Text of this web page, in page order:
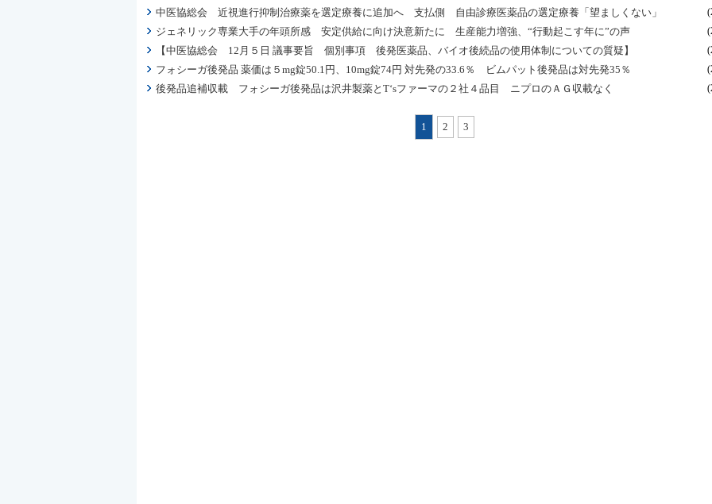
中医協総会 近視進行抑制治療薬を選定療養に追加へ 支払側 自由診療医薬品の選定療養「望ましくない」
ジェネリック専業大手の年頭所感 安定供給に向け決意新たに 生産能力増強、“行動起こす年に”の声
【中医協総会 12月５日 議事要旨 個別事項 後発医薬品、バイオ後続品の使用体制についての質疑】
フォシーガ後発品 薬価は５mg錠50.1円、10mg錠74円 対先発の33.6％ ビムパット後発品は対先発35％
後発品追補収載 フォシーガ後発品は沢井製薬とT‘sファーマの２社４品目 ニプロのＡＧ収載なく
1 2 3